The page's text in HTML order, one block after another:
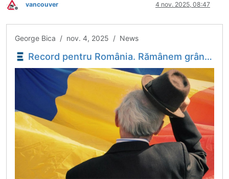
Deconectat
vancouver 4 nov. 2025, 08:47
George Bica / nov. 4, 2025 / News
Record pentru România. Rămânem grânarul Europei - Suntem pe primul loc în UE la exporturile de cereale şi am spart recorduri la comerțul cu animale vii (date oficiale) - Economica.net